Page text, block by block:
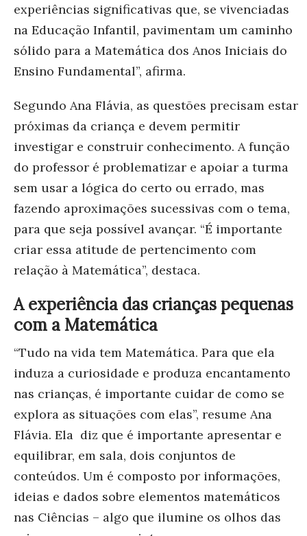
experiências significativas que, se vivenciadas
na Educação Infantil, pavimentam um caminho
sólido para a Matemática dos Anos Iniciais do
Ensino Fundamental”, afirma.
Segundo Ana Flávia, as questões precisam estar
próximas da criança e devem permitir
investigar e construir conhecimento. A função
do professor é problematizar e apoiar a turma
sem usar a lógica do certo ou errado, mas
fazendo aproximações sucessivas com o tema,
para que seja possível avançar. “É importante
criar essa atitude de pertencimento com
relação à Matemática”, destaca.
A experiência das crianças pequenas
com a Matemática
“Tudo na vida tem Matemática. Para que ela
induza a curiosidade e produza encantamento
nas crianças, é importante cuidar de como se
explora as situações com elas”, resume Ana
Flávia. Ela diz que é importante apresentar e
equilibrar, em sala, dois conjuntos de
conteúdos. Um é composto por informações,
ideias e dados sobre elementos matemáticos
nas Ciências – algo que ilumine os olhos das